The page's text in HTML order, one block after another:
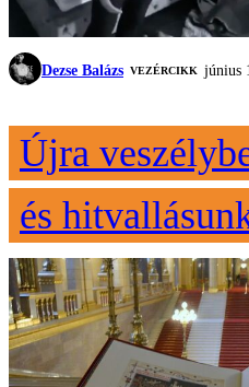
Dezse Balázs VEZÉRCIKK június
Újra
és